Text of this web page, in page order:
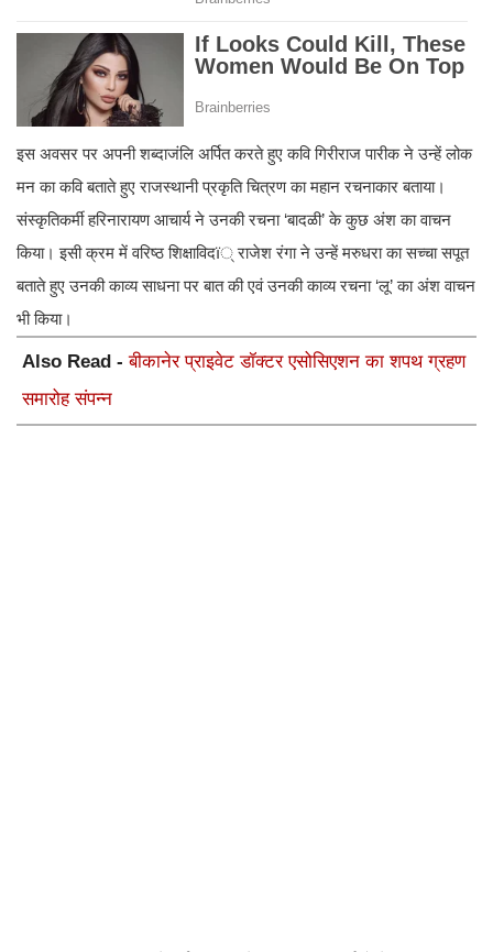
इस अवसर पर अपनी शब्दाजंलि अर्पित करते हुए कवि गिरीराज पारीक ने उन्हें लोक
मन का कवि बताते हुए राजस्थानी प्रकृति चित्रण का महान रचनाकार बताया।
संस्कृतिकर्मी हरिनारायण आचार्य ने उनकी रचना ‘बादळी’ के कुछ अंश का वाचन
किया। इसी क्रम में वरिष्ठ शिक्षाविदï् राजेश रंगा ने उन्हें मरुधरा का सच्चा सपूत
बताते हुए उनकी काव्य साधना पर बात की एवं उनकी काव्य रचना ‘लू’ का अंश वाचन
भी किया।
Also Read -बीकानेर प्राइवेट डॉक्टर एसोसिएशन का शपथ ग्रहण
समारोह संपन्न